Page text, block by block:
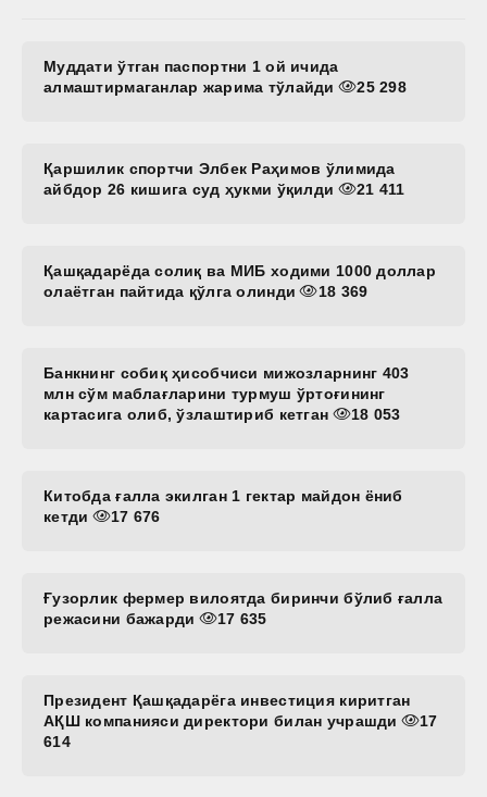
Муддати ўтган паспортни 1 ой ичида
алмаштирмаганлар жарима тўлайди
25 298
Қаршилик спортчи Элбек Раҳимов ўлимида
айбдор 26 кишига суд ҳукми ўқилди
21 411
Қашқадарёда солиқ ва МИБ ходими 1000 доллар
олаётган пайтида қўлга олинди
18 369
Банкнинг собиқ ҳисобчиси мижозларнинг 403
млн сўм маблағларини турмуш ўртоғининг
картасига олиб, ўзлаштириб кетган
18 053
Китобда ғалла экилган 1 гектар майдон ёниб
кетди
17 676
Ғузорлик фермер вилоятда биринчи бўлиб ғалла
режасини бажарди
17 635
Президент Қашқадарёга инвестиция киритган
АҚШ компанияси директори билан учрашди
17
614